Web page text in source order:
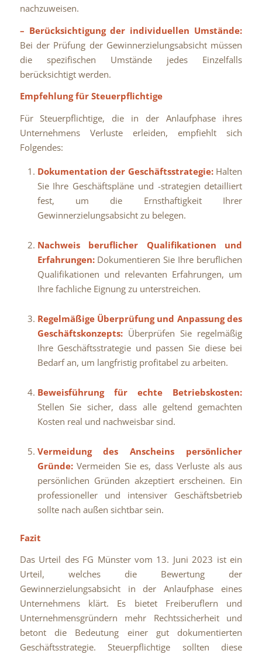
nachzuweisen.
– Berücksichtigung der individuellen Umstände:
Bei der Prüfung der Gewinnerzielungsabsicht müssen
die spezifischen Umstände jedes Einzelfalls
berücksichtigt werden.
Empfehlung für Steuerpflichtige
Für Steuerpflichtige, die in der Anlaufphase ihres
Unternehmens Verluste erleiden, empfiehlt sich
Folgendes:
Dokumentation der Geschäftsstrategie: Halten
Sie Ihre Geschäftspläne und -strategien detailliert
fest, um die Ernsthaftigkeit Ihrer
Gewinnerzielungsabsicht zu belegen.
Nachweis beruflicher Qualifikationen und
Erfahrungen:Dokumentieren Sie Ihre beruflichen
Qualifikationen und relevanten Erfahrungen, um
Ihre fachliche Eignung zu unterstreichen.
Regelmäßige Überprüfung und Anpassung des
Geschäftskonzepts: Überprüfen Sie regelmäßig
Ihre Geschäftsstrategie und passen Sie diese bei
Bedarf an, um langfristig profitabel zu arbeiten.
Beweisführung für echte Betriebskosten:
Stellen Sie sicher, dass alle geltend gemachten
Kosten real und nachweisbar sind.
Vermeidung des Anscheins persönlicher
Gründe:Vermeiden Sie es, dass Verluste als aus
persönlichen Gründen akzeptiert erscheinen. Ein
professioneller und intensiver Geschäftsbetrieb
sollte nach außen sichtbar sein.
Fazit
Das Urteil des FG Münster vom 13. Juni 2023 ist ein
Urteil, welches die Bewertung der
Gewinnerzielungsabsicht in der Anlaufphase eines
Unternehmens klärt. Es bietet Freiberuflern und
Unternehmensgründern mehr Rechtssicherheit und
betont die Bedeutung einer gut dokumentierten
Geschäftsstrategie. Steuerpflichtige sollten diese